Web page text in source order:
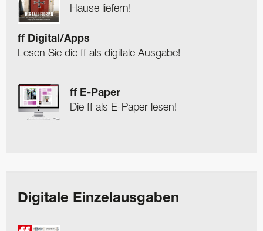
Hause liefern!
ff Digital/Apps
Lesen Sie die ff als digitale Ausgabe!
ff E-Paper
Die ff als E-Paper lesen!
Digitale Einzelausgaben